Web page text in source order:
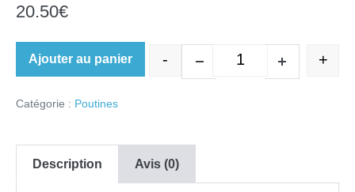
20.50€
quantité de
- +
Ajouter au panier
Catégorie : Poutines
Description Avis (0)